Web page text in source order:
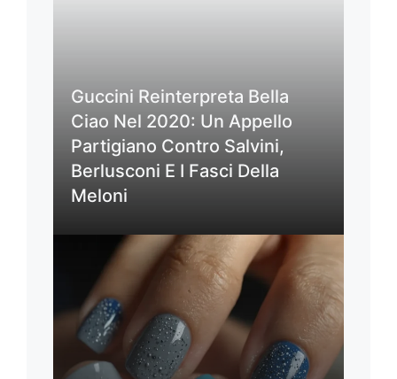
Guccini Reinterpreta Bella
Ciao Nel 2020: Un Appello
Partigiano Contro Salvini,
Berlusconi E I Fasci Della
Meloni